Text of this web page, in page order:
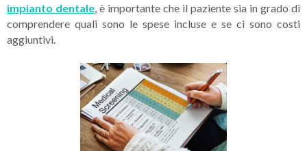
impianto dentale, è importante che il paziente sia in grado di
comprendere quali sono le spese incluse e se ci sono costi
aggiuntivi.